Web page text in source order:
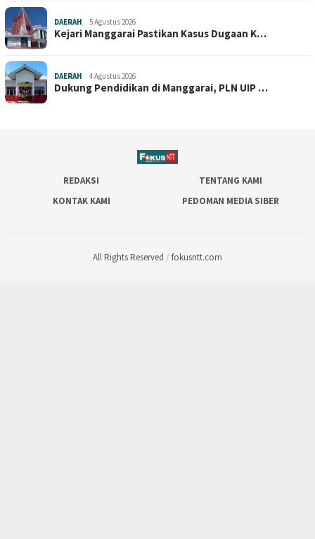
DAERAH 5 Agustus 2026
Kejari Manggarai Pastikan Kasus Dugaan K…
DAERAH 4 Agustus 2026
Dukung Pendidikan di Manggarai, PLN UIP …
REDAKSI
TENTANG KAMI
KONTAK KAMI
PEDOMAN MEDIA SIBER
All Rights Reserved / fokusntt.com